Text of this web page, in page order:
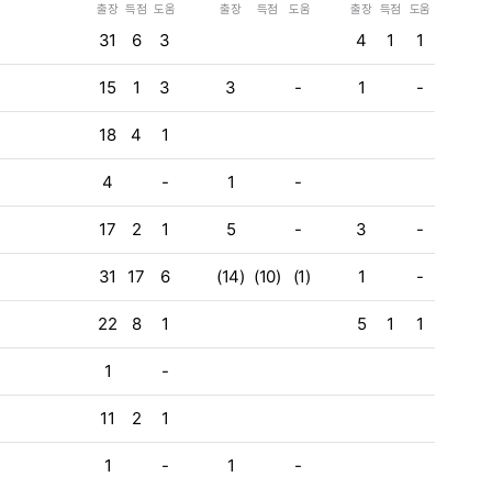
출장 득점 도움 출장 득점 도움 출장 득점 도움
31 6 3 4 1 1
15 1 3 3 - 1 -
18 4 1
4 - 1 -
17 2 1 5 - 3 -
31 17 6 (14) (10) (1) 1 -
22 8 1 5 1 1
1 -
11 2 1
1 - 1 -